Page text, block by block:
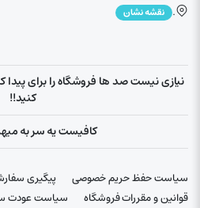
. نقشه نشان
نیازی نیست صد ها فروشگاه را برای پیدا
کنید!!
کافیست یه سر به
سیاست حفظ حریم خصوصی
پیگیری
قوانین و مقررات فروشگاه
سیاست عودت